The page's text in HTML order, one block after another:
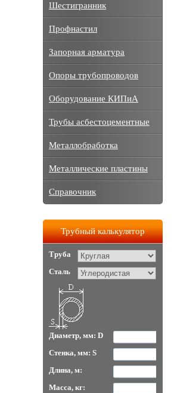
Шестигранник
Профнастил
Запорная арматура
Опоры трубопроводов
Оборудование КИПиА
Трубы асбестоцементные
Металлобработка
Металлические пластины
Справочник
Трубный калькулятор
Труба
Сталь
Диаметр, мм: D
Стенка, мм: S
Длина, м:
Масса, кг: